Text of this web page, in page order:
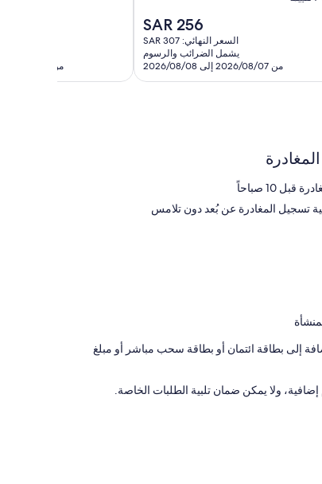
السعر
الحالي
هو
SAR
256
SAR 256
السعر النهائي: SAR 307
يشمل الضرائب والرسوم
من 2026/08/07 إلى 2026/08/08
من 2026/08/07 إلى 2026/08/08
10 صباحاً
تسجيل المغادرة عن بُعد دون تلامس
إلى بطاقة ائتمان أو بطاقة سحب مباشر أو مبلغ
ولا يمكن ضمان تلبية الطلبات الخاصة.